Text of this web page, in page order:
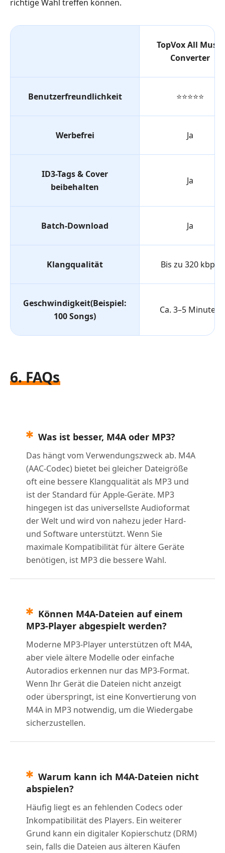
richtige Wahl treffen können.
TopVox All Music
Converter
Benutzerfreundlichkeit ⭐⭐⭐⭐⭐
Werbefrei Ja
ID3-Tags & Cover
beibehalten
Ja
Batch-Download Ja
Klangqualität Bis zu 320 kbps
Geschwindigkeit(Beispiel:
100 Songs)
Ca. 3–5 Minuten
6. FAQs
Was ist besser, M4A oder MP3?
Das hängt vom Verwendungszweck ab. M4A
(AAC-Codec) bietet bei gleicher Dateigröße
oft eine bessere Klangqualität als MP3 und
ist der Standard für Apple-Geräte. MP3
hingegen ist das universellste Audioformat
der Welt und wird von nahezu jeder Hard-
und Software unterstützt. Wenn Sie
maximale Kompatibilität für ältere Geräte
benötigen, ist MP3 die bessere Wahl.
Können M4A-Dateien auf einem
MP3-Player abgespielt werden?
Moderne MP3-Player unterstützen oft M4A,
aber viele ältere Modelle oder einfache
Autoradios erkennen nur das MP3-Format.
Wenn Ihr Gerät die Dateien nicht anzeigt
oder überspringt, ist eine Konvertierung von
M4A in MP3 notwendig, um die Wiedergabe
sicherzustellen.
Warum kann ich M4A-Dateien nicht
abspielen?
Häufig liegt es an fehlenden Codecs oder
Inkompatibilität des Players. Ein weiterer
Grund kann ein digitaler Kopierschutz (DRM)
sein, falls die Dateien aus älteren Käufen